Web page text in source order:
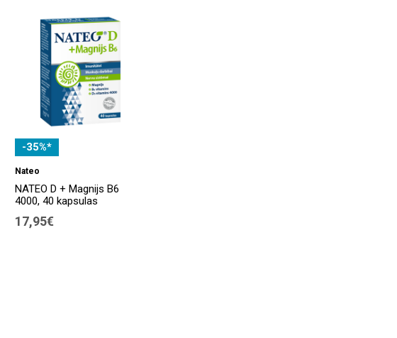
-35%*
Nateo
NATEO D + Magnijs B6
4000, 40 kapsulas
17,95€